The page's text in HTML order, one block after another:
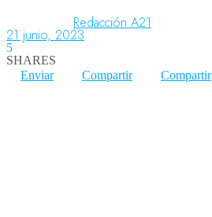
Aeropuertos
Columnistas
Redacción A21
21 junio, 2023
5
SHARES
Enviar
Compartir Compartir